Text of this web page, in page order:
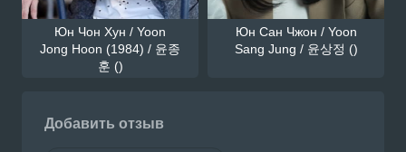
Юн Чон Хун / Yoon
Jong Hoon (1984) / 윤종
훈 ()
Юн Сан Чжон / Yoon
Sang Jung / 윤상정 ()
Добавить отзыв